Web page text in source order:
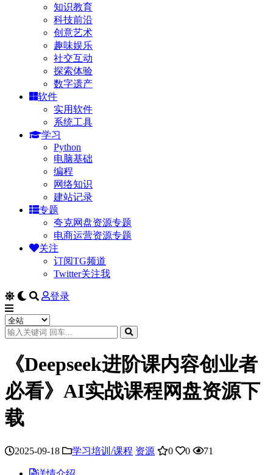
知识教育
科技前沿
创意艺术
趣味娱乐
社交互动
探索体验
数字遗产
软件
实用软件
系统工具
学习
Python
电脑基础
编程
网络知识
建站记录
专题
夸克网盘资源专题
电商运营资源专题
关注
订阅TG频道
Twitter关注我
登录
《Deepseek进阶课内容创业者
必看》AI实战课程网盘资源下
载
2025-09-18 学习培训/课程 资源 0 0 71